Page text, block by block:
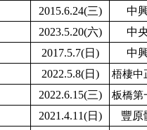
2015.6.24(三)
中
2023.5.20(六)
中
2017.5.7(日)
中
2022.5.8(日) 梧棲中
2022.6.15(三) 板橋第
2021.4.11(日)
豐原